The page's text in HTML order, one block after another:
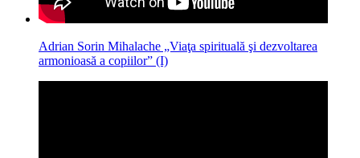
Adrian Sorin Mihalache „Viaţa spirituală şi dezvoltarea
armonioasă a copiilor” (I)